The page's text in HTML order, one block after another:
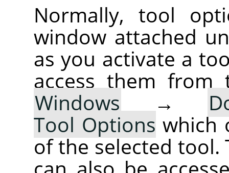
Normally, tool
window attached
as you activate a
access them from
Windows →
Tool Options which
of the selected tool.